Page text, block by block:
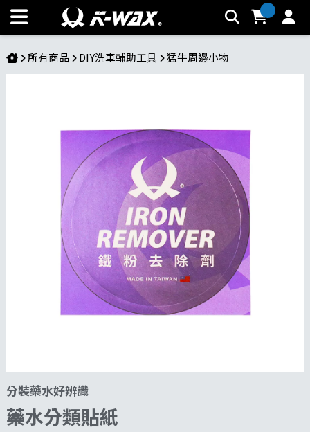
藥水分類貼紙 | K-WAX台灣汽車美容材料
所有商品 DIY洗車輔助工具 猛牛周邊小物
分裝藥水好辨識
藥水分類貼紙